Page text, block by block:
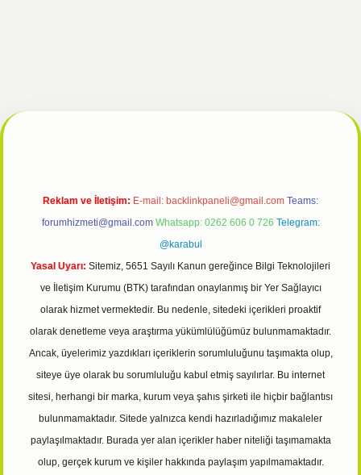
tulipbet giriş
Reklam ve İletişim: E-mail: backlinkpaneli@gmail.com Teams:
forumhizmeti@gmail.com Whatsapp: 0262 606 0 726 Telegram:
@karabul
Yasal Uyarı: Sitemiz, 5651 Sayılı Kanun gereğince Bilgi Teknolojileri
ve İletişim Kurumu (BTK) tarafından onaylanmış bir Yer Sağlayıcı
olarak hizmet vermektedir. Bu nedenle, sitedeki içerikleri proaktif
olarak denetleme veya araştırma yükümlülüğümüz bulunmamaktadır.
Ancak, üyelerimiz yazdıkları içeriklerin sorumluluğunu taşımakta olup,
siteye üye olarak bu sorumluluğu kabul etmiş sayılırlar. Bu internet
sitesi, herhangi bir marka, kurum veya şahıs şirketi ile hiçbir bağlantısı
bulunmamaktadır. Sitede yalnızca kendi hazırladığımız makaleler
paylaşılmaktadır. Burada yer alan içerikler haber niteliği taşımamakta
olup, gerçek kurum ve kişiler hakkında paylaşım yapılmamaktadır.